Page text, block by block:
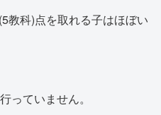
教科)点を取れる子はほぼい
っていません。